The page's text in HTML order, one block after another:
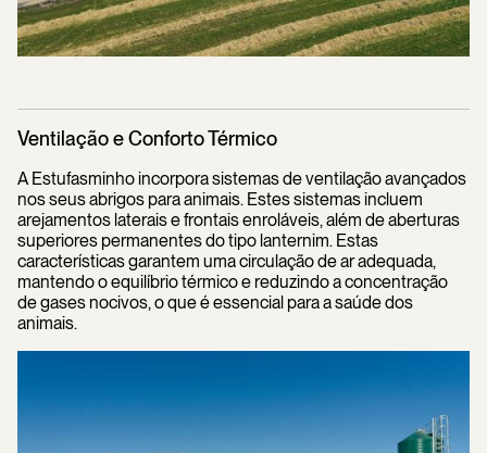
Ventilação e Conforto Térmico
A Estufasminho incorpora sistemas de ventilação avançados
nos seus abrigos para animais. Estes sistemas incluem
arejamentos laterais e frontais enroláveis, além de aberturas
superiores permanentes do tipo lanternim. Estas
características garantem uma circulação de ar adequada,
mantendo o equilíbrio térmico e reduzindo a concentração
de gases nocivos, o que é essencial para a saúde dos
animais.